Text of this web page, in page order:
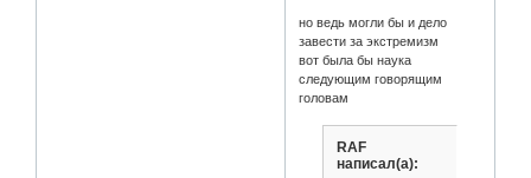
но ведь могли бы и дело
завести за экстремизм
вот была бы наука
следующим говорящим
головам
RAF
написал(а):